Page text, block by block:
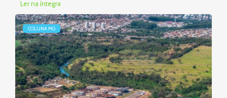
Ler na íntegra
COLUNA MG